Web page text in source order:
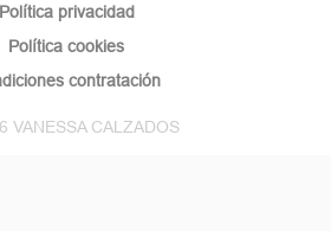
Política privacidad
Política cookies
contratación
VANESSA CALZADOS